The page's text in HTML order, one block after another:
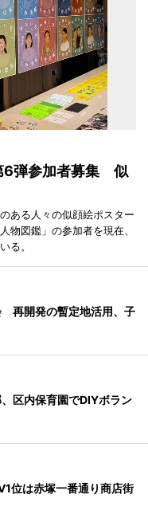
6弾参加者募集 似
ある人々の似顔絵ポスター
物図鑑」の参加者を現在、
る。
再開発の暫定地活用、子
区内保育園でDIYボラン
位は赤塚一番通り商店街